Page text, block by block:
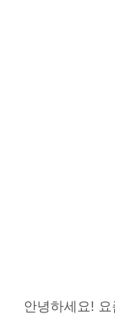
안녕하세요!